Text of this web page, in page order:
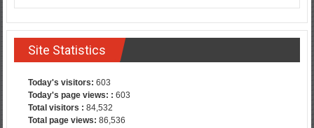
Site Statistics
Today's visitors: 603
Today's page views: : 603
Total visitors : 84,532
Total page views: 86,536